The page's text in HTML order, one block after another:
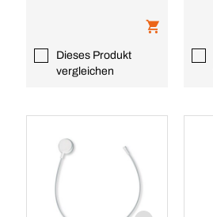
Dieses Produkt
vergleichen